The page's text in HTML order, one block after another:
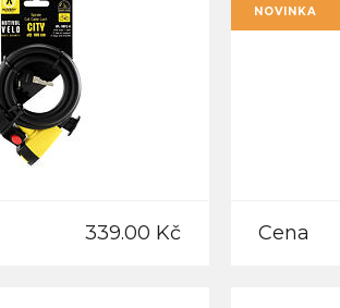
339.00 Kč
NOVINKA
Cena